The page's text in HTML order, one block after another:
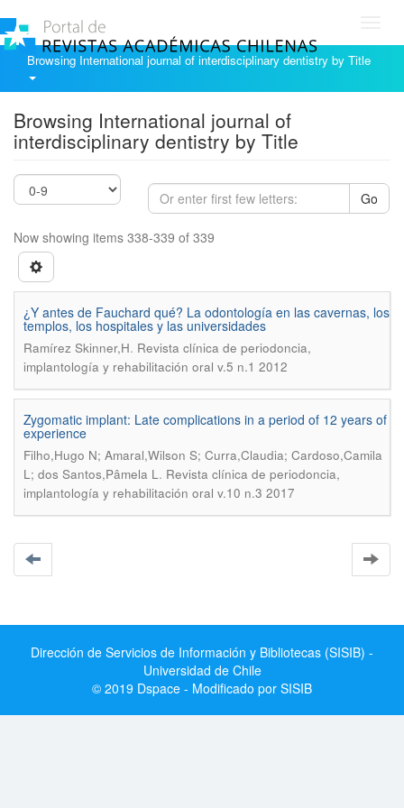
Browsing International journal of interdisciplinary dentistry by Title
Browsing International journal of
interdisciplinary dentistry by Title
Go
Now showing items 338-339 of 339
¿Y antes de Fauchard qué? La odontología en las cavernas, los
templos, los hospitales y las universidades
Ramírez Skinner,H. Revista clínica de periodoncia,
implantología y rehabilitación oral v.5 n.1 2012
Zygomatic implant: Late complications in a period of 12 years of
experience
Filho,Hugo N; Amaral,Wilson S; Curra,Claudia; Cardoso,Camila
L; dos Santos,Pâmela L. Revista clínica de periodoncia,
implantología y rehabilitación oral v.10 n.3 2017
Dirección de Servicios de Información y Bibliotecas (SISIB) -
Universidad de Chile
© 2019 Dspace - Modificado por SISIB